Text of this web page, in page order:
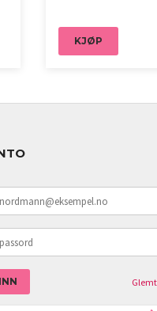
KJØP